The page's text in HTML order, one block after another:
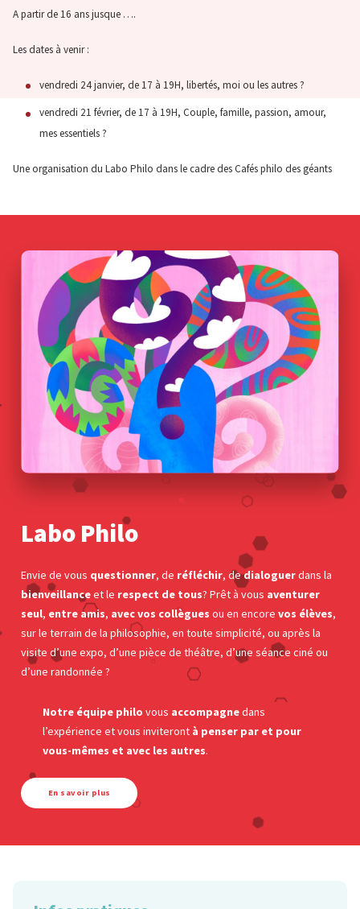
A partir de 16 ans jusque ….
Les dates à venir :
vendredi 24 janvier, de 17 à 19H, libertés, moi ou les autres ?
vendredi 21 février, de 17 à 19H, Couple, famille, passion, amour,
mes essentiels ?
Une organisation du Labo Philo dans le cadre des Cafés philo des géants
Labo Philo
Envie de vous questionner, de réfléchir, dedialoguerdans la
bienveillanceet le respect de tous? Prêt à vous aventurer
seul, entre amis, avec vos collègues ou en encorevos élèves,
sur le terrain de la philosophie, en toute simplicité, ou après la
visite d’une expo, d’une pièce de théâtre, d’une séance ciné ou
d’une randonnée ?
Notre équipe philo vous accompagnedans
l’expérience et vous inviteront à penser par et pour
vous-mêmes et avec les autres.
En savoir plus